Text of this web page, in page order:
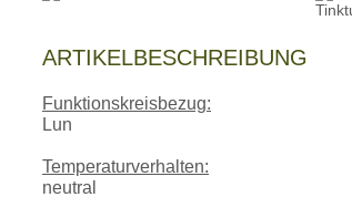
ARTIKELBESCHREIBUNG
Funktionskreisbezug:
Lun
Temperaturverhalten:
neutral